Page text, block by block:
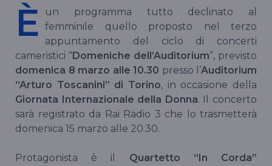
È
un programma tutto declinato al
femminile quello proposto nel terzo
appuntamento del ciclo di concerti
cameristici “Domeniche dell’Auditorium”, previsto
domenica 8 marzo alle 10.30 presso l’Auditorium
“Arturo Toscanini” di Torino, in occasione della
Giornata Internazionale della Donna. Il concerto
sarà registrato da Rai Radio 3 che lo trasmetterà
domenica 15 marzo alle 20.30.
Protagonista è il Quartetto “In Corda”